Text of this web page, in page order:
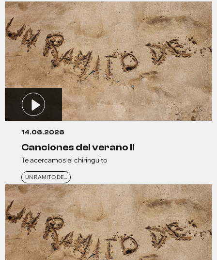
14.06.2026
canciones del verano ll
Te acercamos el chiringuito
UN RAMITO DE...